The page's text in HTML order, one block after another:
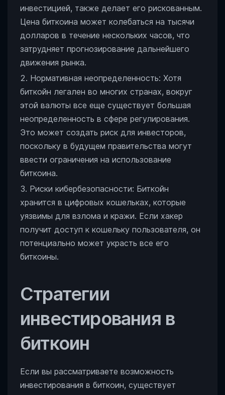
инвестицией, также делает его рискованным.
Цена биткоина может колебаться на тысячи
долларов в течение нескольких часов, что
затрудняет прогнозирование дальнейшего
движения рынка.
Нормативная неопределенность: Хотя
биткойн легален во многих странах, вокруг
этой валюты все еще существует большая
неопределенность в сфере регулирования.
Это может создать риск для инвесторов,
поскольку в будущем правительства могут
ввести ограничения на использование
биткоина.
Риски кибербезопасности: Биткойн
хранится в цифровых кошельках, которые
уязвимы для взлома и кражи. Если хакер
получит доступ к кошельку пользователя, он
потенциально может украсть все его
биткоины.
Стратегии
инвестирования в
биткоин
Если вы рассматриваете возможность
инвестирования в биткоин, существует